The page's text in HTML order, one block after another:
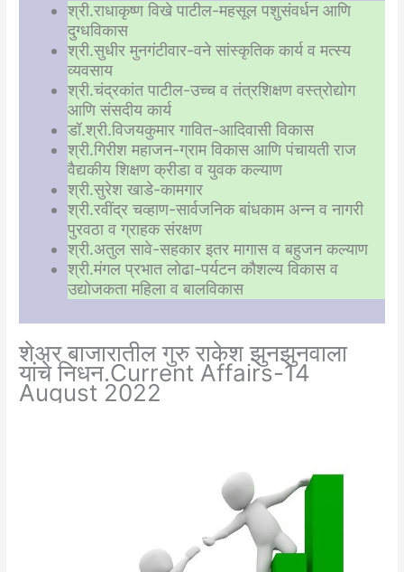
श्री.राधाकृष्ण विखे पाटील-महसूल पशुसंवर्धन आणि
दुग्धविकास
श्री.सुधीर मुनगंटीवार-वने सांस्कृतिक कार्य व मत्स्य
व्यवसाय
श्री.चंद्रकांत पाटील-उच्च व तंत्रशिक्षण वस्त्रोद्योग
आणि संसदीय कार्य
डॉ.श्री.विजयकुमार गावित-आदिवासी विकास
श्री.गिरीश महाजन-ग्राम विकास आणि पंचायती राज
वैद्यकीय शिक्षण क्रीडा व युवक कल्याण
श्री.सुरेश खाडे-कामगार
श्री.रवींद्र चव्हाण-सार्वजनिक बांधकाम अन्न व नागरी
पुरवठा व ग्राहक संरक्षण
श्री.अतुल सावे-सहकार इतर मागास व बहुजन कल्याण
श्री.मंगल प्रभात लोढा-पर्यटन कौशल्य विकास व
उद्योजकता महिला व बालविकास
शेअर बाजारातील गुरु राकेश झुनझुनवाला
यांचे निधन.Current Affairs-14
August 2022